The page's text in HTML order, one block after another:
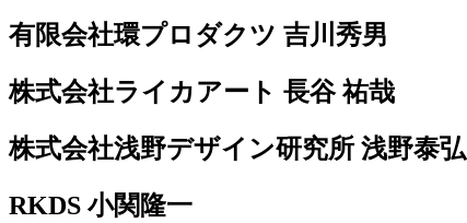
有限会社環プロダクツ 吉川秀男
株式会社ライカアート 長谷 祐哉
株式会社浅野デザイン研究所 浅野泰弘
RKDS 小関隆一